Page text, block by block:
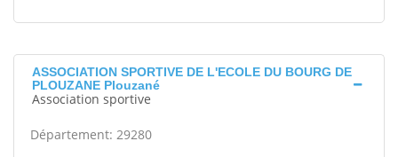
ASSOCIATION SPORTIVE DE L'ECOLE DU BOURG DE
PLOUZANE Plouzané
Association sportive
Département: 29280